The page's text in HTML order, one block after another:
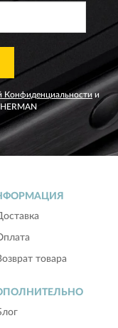
Конфиденциальности и
товара